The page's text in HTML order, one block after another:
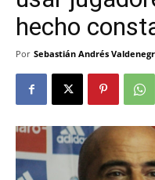
hecho
Por Sebastián Andrés